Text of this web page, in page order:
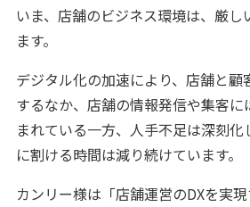
いま、店舗のビジネス環境は、厳し
ます。
デジタル化の加速により、店舗と顧
するなか、店舗の情報発信や集客
まれている一方、人手不足は深刻
に割ける時間は減り続けています。
カンリー様は「店舗運営のDXを実